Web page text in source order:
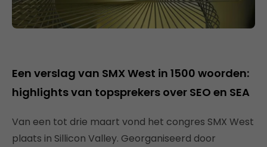
Een verslag van SMX West in 1500 woorden:
highlights van topsprekers over SEO en SEA
Van een tot drie maart vond het congres SMX West
plaats in Sillicon Valley. Georganiseerd door